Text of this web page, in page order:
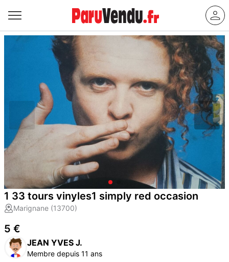
1 33 tours vinyles1 simply red occasion
Marignane (13700)
5 €
JEAN YVES J.
Membre depuis 11 ans